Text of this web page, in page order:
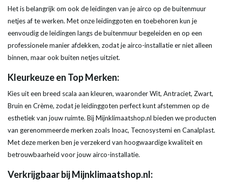
Het is belangrijk om ook de leidingen van je airco op de buitenmuur
netjes af te werken. Met onze leidinggoten en toebehoren kun je
eenvoudig de leidingen langs de buitenmuur begeleiden en op een
professionele manier afdekken, zodat je airco-installatie er niet alleen
binnen, maar ook buiten netjes uitziet.
Kleurkeuze en Top Merken:
Kies uit een breed scala aan kleuren, waaronder Wit, Antraciet, Zwart,
Bruin en Crème, zodat je leidinggoten perfect kunt afstemmen op de
esthetiek van jouw ruimte. Bij Mijnklimaatshop.nl bieden we producten
van gerenommeerde merken zoals Inoac, Tecnosystemi en Canalplast.
Met deze merken ben je verzekerd van hoogwaardige kwaliteit en
betrouwbaarheid voor jouw airco-installatie.
Verkrijgbaar bij Mijnklimaatshop.nl: